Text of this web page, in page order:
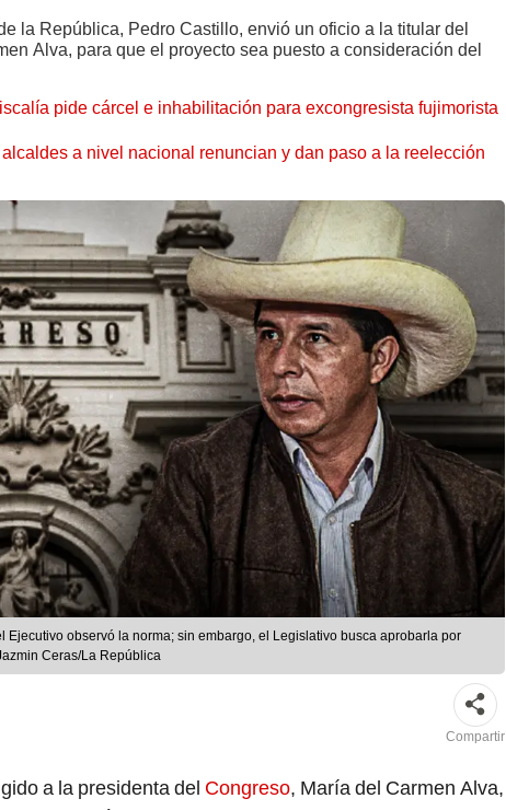
la República, Pedro Castillo, envió un oficio a la titular del
Alva, para que el proyecto sea puesto a consideración del
pide cárcel e inhabilitación para excongresista fujimorista
a nivel nacional renuncian y dan paso a la reelección
Ejecutivo observó la norma; sin embargo, el Legislativo busca aprobarla por
Ceras/La República
Compartir
a la presidenta del Congreso, María del Carmen Alva,